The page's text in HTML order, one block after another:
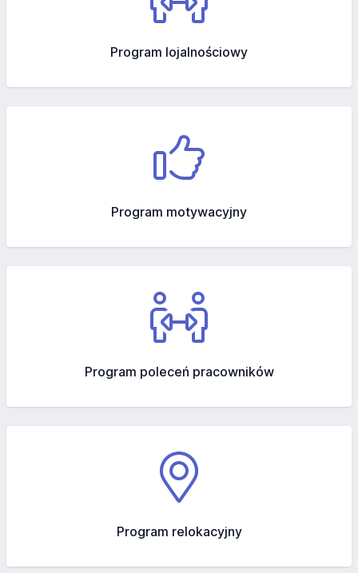
Program lojalnościowy
Program motywacyjny
Program poleceń pracowników
Program relokacyjny